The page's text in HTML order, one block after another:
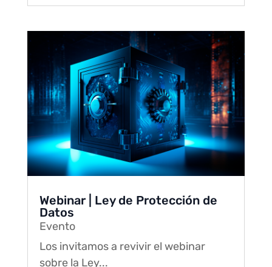
Webinar | Ley de Protección de
Datos
Evento
Los invitamos a revivir el webinar
sobre la Ley...